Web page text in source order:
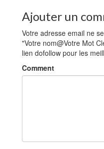
Ajouter un
Votre adresse email ne
"Votre nom@Votre Mot
lien dofollow pour les
Comment